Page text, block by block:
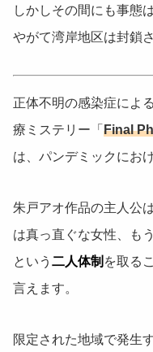
しかしその間にも事態
やがて湾岸地区は封鎖
正体不明の感染症によ
療ミステリー「 Final
は、パンデミックにお
朱戸アオ作品の主人公
は真っ直ぐな女性、も
という 二人体制 を取る
言えます。
限定された地域で発生